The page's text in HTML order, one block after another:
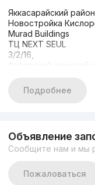
Яккасарайский район
Новостройка
Murad Buildings
ТЦ NEXT SEUL
3/2/16,
Авторский дорогой
Общая площадь 114
Количество комнат 3
Вся техника Frankе
Система умный дом
Присоединяйтесь к
Подробнее
Объявление
Сообщите нам и мы
Пожаловаться